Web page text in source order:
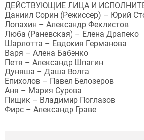
ДЕЙСТВУЮЩИЕ ЛИЦА И
Даниил Сорин (Режиссер) – Юрий
Лопахин – Александр Феклистов
Люба (Раневская) – Елена Драпеко
Шарлотта – Евдокия Германова
Варя – Алена Бабенко
Петя – Александр Шпагин
Дуняша – Даша Волга
Епихолов – Павел Белозеров
Аня – Мария Сурова
Пищик – Владимир Поглазов
Фирс – Александр Граве